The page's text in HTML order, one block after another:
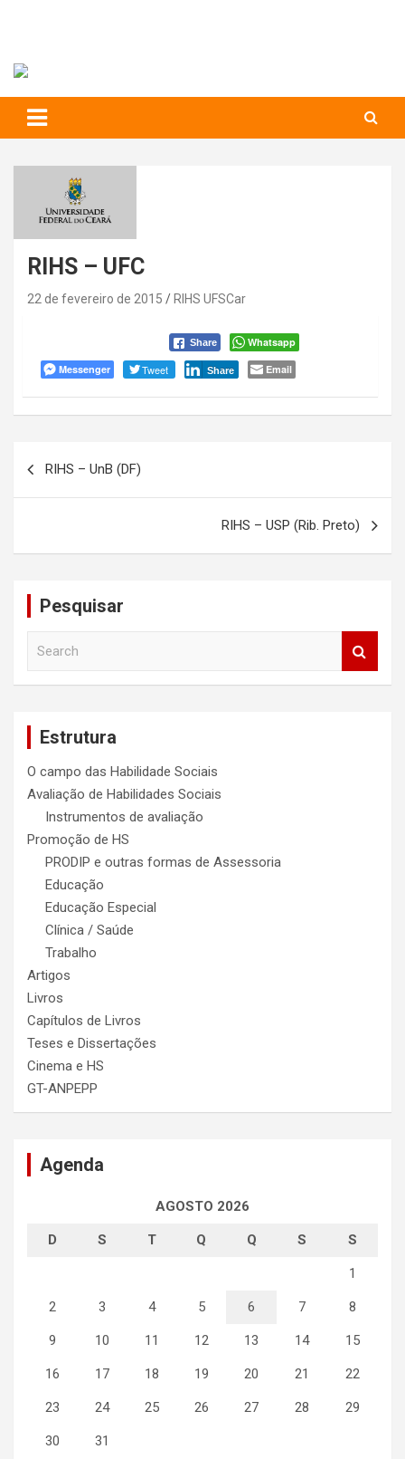
RIHS – UFC
22 de fevereiro de 2015 RIHS UFSCar
Share
Whatsapp
Messenger
Tweet Share Email
RIHS – UnB (DF)
RIHS – USP (Rib. Preto)
Pesquisar
Estrutura
O campo das Habilidade Sociais
Avaliação de Habilidades Sociais
Instrumentos de avaliação
Promoção de HS
PRODIP e outras formas de Assessoria
Educação
Educação Especial
Clínica / Saúde
Trabalho
Artigos
Livros
Capítulos de Livros
Teses e Dissertações
Cinema e HS
GT-ANPEPP
Agenda
AGOSTO 2026
D S T Q Q S S
1
2 3 4 5 6 7 8
9 10 11 12 13 14 15
16 17 18 19 20 21 22
23 24 25 26 27 28 29
30 31